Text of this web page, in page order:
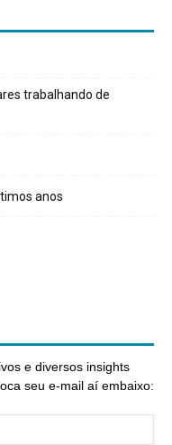
trabalhando de
anos
e diversos insights
seu e-mail aí embaixo: